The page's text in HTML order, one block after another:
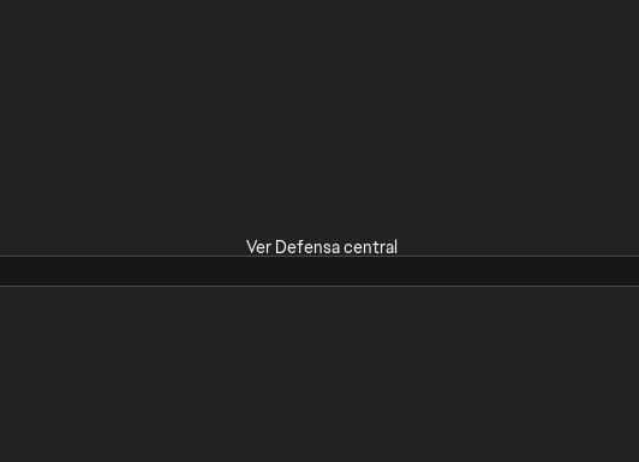
Ver Defensa central